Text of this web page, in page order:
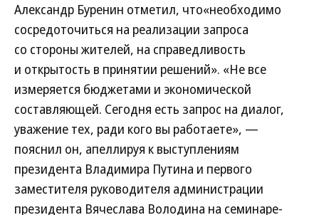
Александр Буренин отметил, что«необходимо
сосредоточиться на реализации запроса
со стороны жителей, на справедливость
и открытость в принятии решений». «Не все
измеряется бюджетами и экономической
составляющей. Сегодня есть запрос на диалог,
уважение тех, ради кого вы работаете», —
пояснил он, апеллируя к выступлениям
президента Владимира Путина и первого
заместителя руководителя администрации
президента Вячеслава Володина на семинаре-